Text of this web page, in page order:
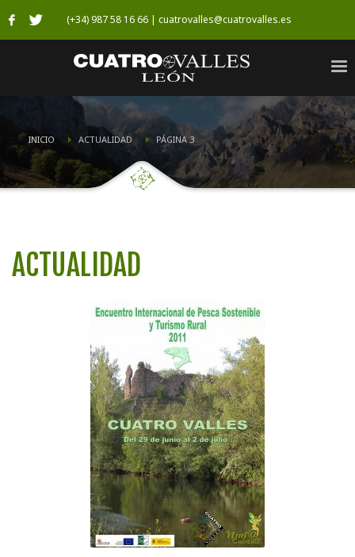
(+34) 987 58 16 66 | cuatrovalles@cuatrovalles.es
INICIO ACTUALIDAD PÁGINA 3
ACTUALIDAD